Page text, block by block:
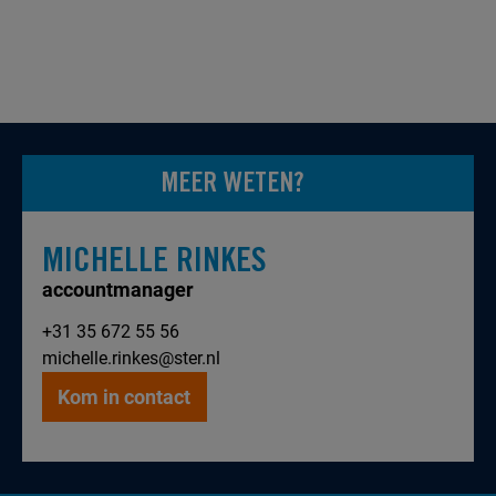
MEER WETEN?
MICHELLE RINKES
accountmanager
+31 35 672 55 56
michelle.rinkes@ster.nl
Kom in contact